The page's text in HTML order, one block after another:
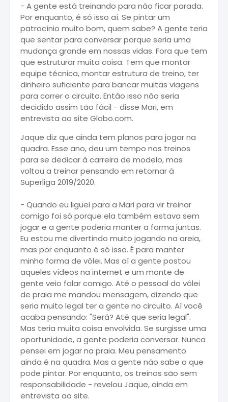
- A gente está treinando para não ficar parada.
Por enquanto, é só isso aí. Se pintar um
patrocínio muito bom, quem sabe? A gente teria
que sentar para conversar porque seria uma
mudança grande em nossas vidas. Fora que tem
que estruturar muita coisa. Tem que montar
equipe técnica, montar estrutura de treino, ter
dinheiro suficiente para bancar muitas viagens
para correr o circuito. Então isso não seria
decidido assim tão fácil - disse Mari, em
entrevista ao site Globo.com.
Jaque diz que ainda tem planos para jogar na
quadra. Esse ano, deu um tempo nos treinos
para se dedicar à carreira de modelo, mas
voltou a treinar pensando em retornar à
Superliga 2019/2020.
- Quando eu liguei para a Mari para vir treinar
comigo foi só porque ela também estava sem
jogar e a gente poderia manter a forma juntas.
Eu estou me divertindo muito jogando na areia,
mas por enquanto é só isso. É para manter
minha forma de vôlei. Mas aí a gente postou
aqueles vídeos na internet e um monte de
gente veio falar comigo. Até o pessoal do vôlei
de praia me mandou mensagem, dizendo que
seria muito legal ter a gente no circuito. Aí você
acaba pensando: "Será? Até que seria legal".
Mas teria muita coisa envolvida. Se surgisse uma
oportunidade, a gente poderia conversar. Nunca
pensei em jogar na praia. Meu pensamento
ainda é na quadra. Mas a gente não sabe o que
pode pintar. Por enquanto, os treinos são sem
responsabilidade - revelou Jaque, ainda em
entrevista ao site.